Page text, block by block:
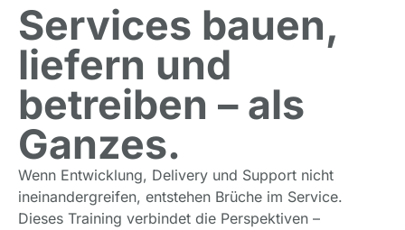
Services bauen,
liefern und
betreiben – als
Ganzes.
Wenn Entwicklung, Delivery und Support nicht
ineinandergreifen, entstehen Brüche im Service.
Dieses Training verbindet die Perspektiven –